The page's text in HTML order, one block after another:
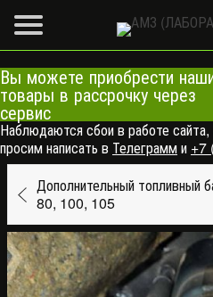
Вы можете приобрести
товары в рассрочку через
сервис
Наблюдаются сбои в работе
просим написать в Телеграмми +7
Дополнительный
80, 100, 105